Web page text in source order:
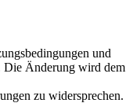
und
Die Änderung wird dem
zu widersprechen.